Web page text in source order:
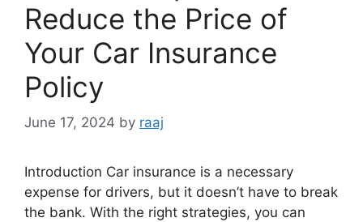
Reduce the Price of
Your Car Insurance
Policy
June 17, 2024 by raaj
Introduction Car insurance is a necessary
expense for drivers, but it doesn’t have to break
the bank. With the right strategies, you can